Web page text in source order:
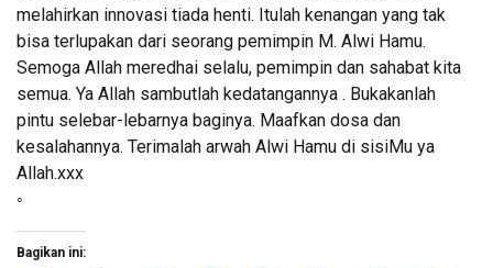
melahirkan innovasi tiada henti. Itulah kenangan yang tak
bisa terlupakan dari seorang pemimpin M. Alwi Hamu.
Semoga Allah meredhai selalu, pemimpin dan sahabat kita
semua. Ya Allah sambutlah kedatangannya . Bukakanlah
pintu selebar-lebarnya baginya. Maafkan dosa dan
kesalahannya. Terimalah arwah Alwi Hamu di sisiMu ya
Allah.xxx
◦
Bagikan ini: